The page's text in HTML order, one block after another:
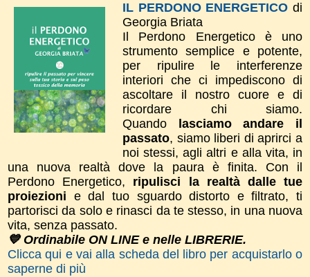
IL PERDONO ENERGETICO di
Georgia Briata
Il Perdono Energetico è uno
strumento semplice e potente,
per ripulire le interferenze
interiori che ci impediscono di
ascoltare il nostro cuore e di
ricordare chi siamo.
Quando
lasciamo andare il
passato, siamo liberi di aprirci a
noi stessi, agli altri e alla vita, in
una nuova realtà dove la paura è finita. ​Con il
Perdono Energetico, ripulisci la realtà dalle tue
proiezioni e dal tuo sguardo distorto e filtrato, ti
partorisci da solo e rinasci da te stesso, in una nuova
vita, senza passato.
💙 Ordinabile ON LINE e nelle LIBRERIE.
Clicca qui e vai alla scheda del libro per acquistarlo o
saperne di più